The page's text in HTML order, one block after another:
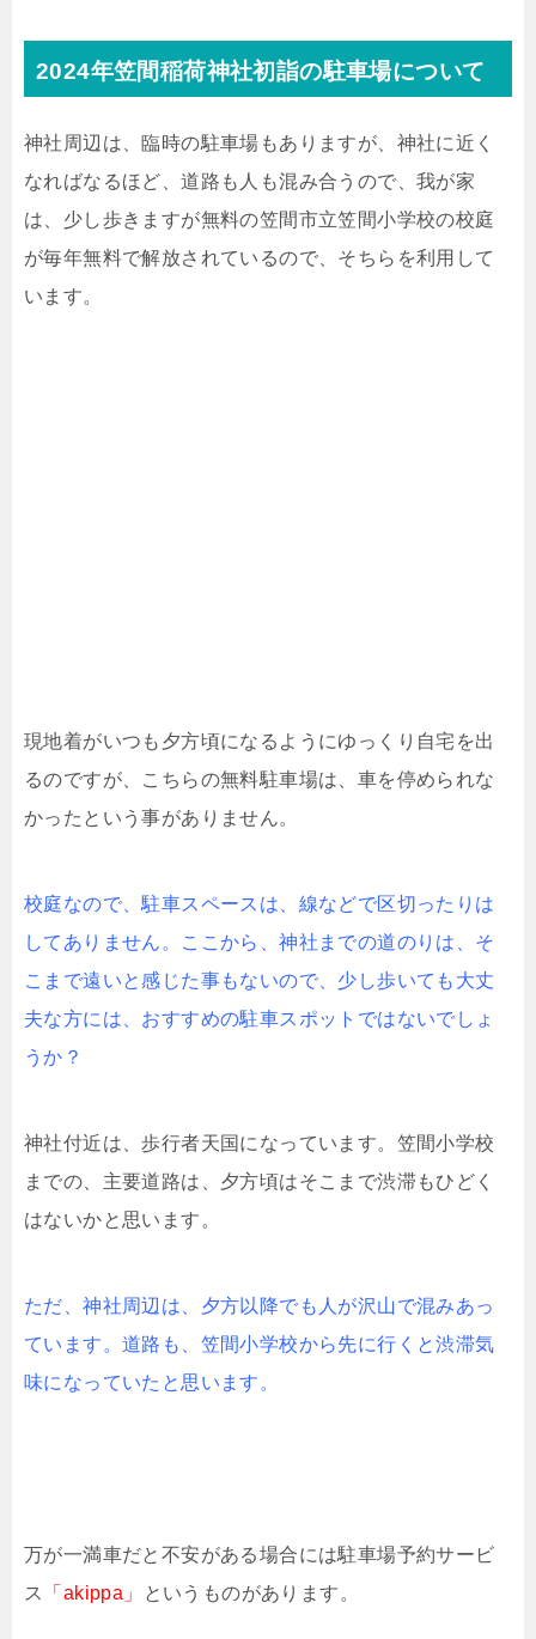
2024年笠間稲荷神社初詣の駐車場について
神社周辺は、臨時の駐車場もありますが、神社に近く
なればなるほど、道路も人も混み合うので、我が家
は、少し歩きますが無料の笠間市立笠間小学校の校庭
が毎年無料で解放されているので、そちらを利用して
います。
現地着がいつも夕方頃になるようにゆっくり自宅を出
るのですが、こちらの無料駐車場は、車を停められな
かったという事がありません。
校庭なので、駐車スペースは、線などで区切ったりは
してありません。ここから、神社までの道のりは、そ
こまで遠いと感じた事もないので、少し歩いても大丈
夫な方には、おすすめの駐車スポットではないでしょ
うか？
神社付近は、歩行者天国になっています。笠間小学校
までの、主要道路は、夕方頃はそこまで渋滞もひどく
はないかと思います。
ただ、神社周辺は、夕方以降でも人が沢山で混みあっ
ています。道路も、笠間小学校から先に行くと渋滞気
味になっていたと思います。
万が一満車だと不安がある場合には駐車場予約サービ
ス
「akippa」 というものがあります。